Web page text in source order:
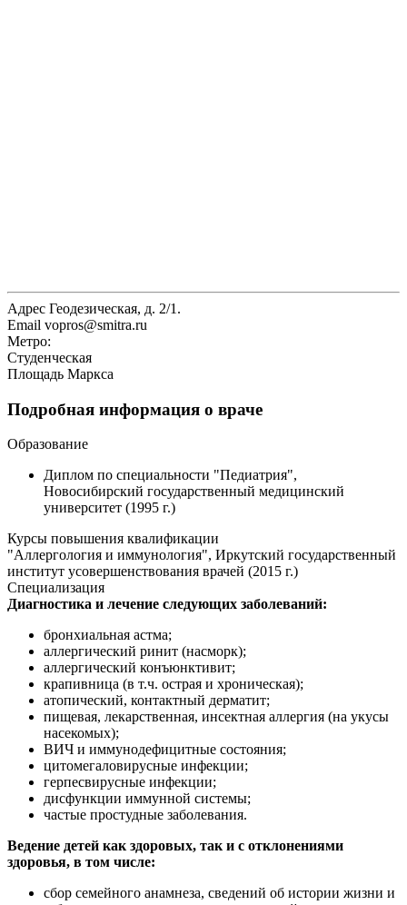
Адрес Геодезическая, д. 2/1.
Email vopros@smitra.ru
Метро:
Студенческая
Площадь Маркса
Подробная информация о враче
Образование
Диплом по специальности "Педиатрия",
Новосибирский государственный медицинский
университет (1995 г.)
Курсы повышения квалификации
"Аллергология и иммунология", Иркутский государственный
институт усовершенствования врачей (2015 г.)
Специализация
Диагностика и лечение следующих заболеваний:
бронхиальная астма;
аллергический ринит (насморк);
аллергический конъюнктивит;
крапивница (в т.ч. острая и хроническая);
атопический, контактный дерматит;
пищевая, лекарственная, инсектная аллергия (на укусы
насекомых);
ВИЧ и иммунодефицитные состояния;
цитомегаловирусные инфекции;
герпесвирусные инфекции;
дисфункции иммунной системы;
частые простудные заболевания.
Ведение детей как здоровых, так и с отклонениями
здоровья, в том числе:
сбор семейного анамнеза, сведений об истории жизни и